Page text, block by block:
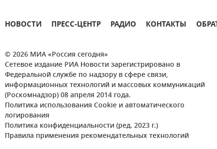
НОВОСТИ ПРЕСС-ЦЕНТР РАДИО КОНТАКТЫ
© 2026 МИА «Россия сегодня»
Сетевое издание РИА Новости зарегистрировано в
Федеральной службе по надзору в сфере связи,
информационных технологий и массовых коммуникаций
(Роскомнадзор) 08 апреля 2014 года.
Политика использования Cookie и автоматического
логирования
Политика конфиденциальности (ред. 2023 г.)
Правила применения рекомендательных технологий